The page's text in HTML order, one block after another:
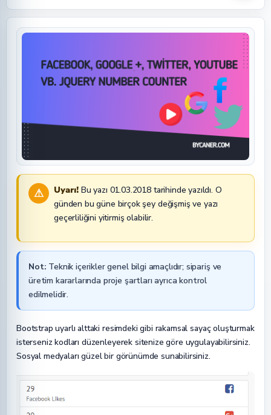
⚠ Uyarı! Bu yazı 01.03.2018 tarihinde yazıldı. O
günden bu güne birçok şey değişmiş ve yazı
geçerliliğini yitirmiş olabilir.
Not: Teknik içerikler genel bilgi amaçlıdır; sipariş ve
üretim kararlarında proje şartları ayrıca kontrol
edilmelidir.
Bootstrap uyarlı alttaki resimdeki gibi rakamsal sayaç oluşturmak
isterseniz kodları düzenleyerek sitenize göre uygulayabilirsiniz.
Sosyal medyaları güzel bir görünümde sunabilirsiniz.